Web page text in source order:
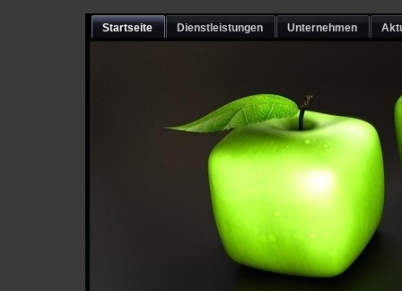
Startseite Dienstleistungen Unternehmen